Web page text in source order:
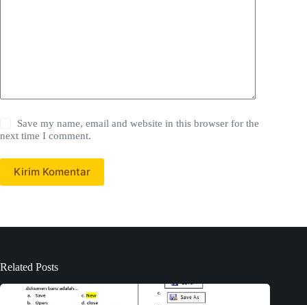
Save my name, email and website in this browser for the
next time I comment.
Kirim Komentar
Related Posts